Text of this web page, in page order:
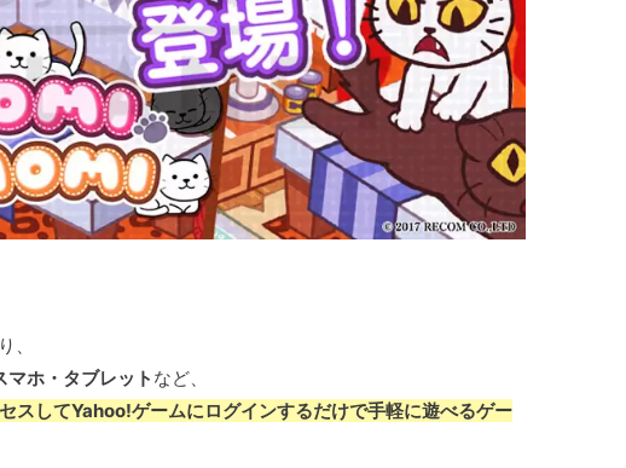
、
マホ・タブレット など、
スしてYahoo!ゲームにログインするだけで手軽に遊べるゲー